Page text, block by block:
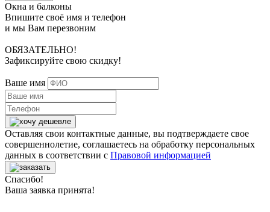
Окна и балконы
Впишите своё имя и телефон
и мы Вам перезвоним
ОБЯЗАТЕЛЬНО!
Зафиксируйте свою скидку!
Ваше имя
Оставляя свои контактные данные, вы подтверждаете свое
совершеннолетие, соглашаетесь на обработку персональных
данных в соответствии с Правовой информацией
Спасибо!
Ваша заявка принята!